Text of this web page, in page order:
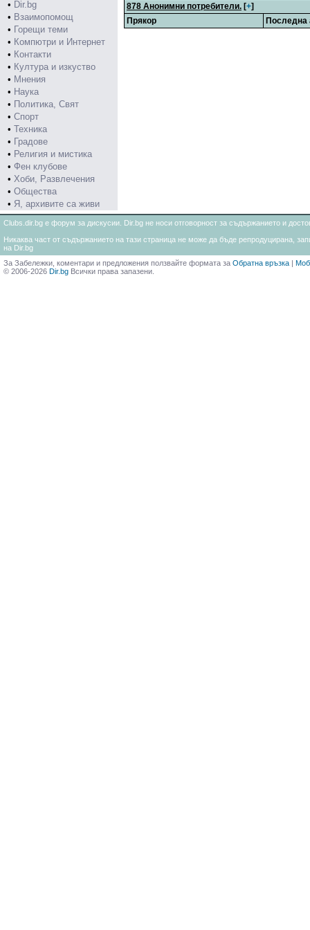
• Dir.bg
• Взаимопомощ
• Горещи теми
• Компютри и Интернет
• Контакти
• Култура и изкуство
• Мнения
• Наука
• Политика, Свят
• Спорт
• Техника
• Градове
• Религия и мистика
• Фен клубове
• Хоби, Развлечения
• Общества
• Я, архивите са живи
878 Анонимни потребители. [+]
Прякор
Последна
Clubs.dir.bg е форум за дискусии. Dir.bg не носи отговорност за съдържанието и
Никаква част от съдържанието на тази страница не може да бъде репродуцирана,
на Dir.bg
За Забележки, коментари и предложения ползвайте формата за Обратна връзка |
© 2006-2026 Dir.bg Всички права запазени.